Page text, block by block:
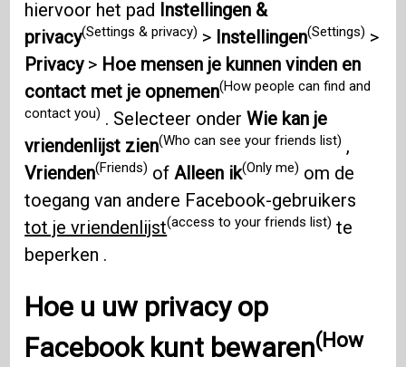
hiervoor het pad Instellingen &
privacy(Settings & privacy) > Instellingen(Settings) >
Privacy> Hoe mensen je kunnen vinden en
contact met je opnemen(How people can find and
contact you) . Selecteer onderWie kan je
vriendenlijst zien(Who can see your friends list) ,
Vrienden(Friends) of Alleen ik(Only me) om de
toegang van andere Facebook-gebruikers
tot je vriendenlijst(access to your friends list) te
beperken .
Hoe u uw privacy op
Facebook kunt bewaren(How